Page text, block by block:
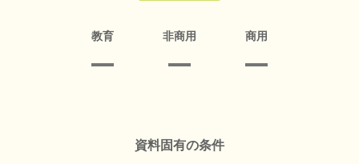
教育 非商用 商用
資料固有の条件